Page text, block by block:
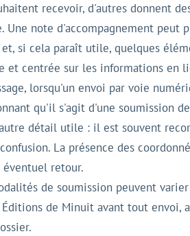
recevoir, d'autres donnent
Une note d'accompagnement peut
si cela paraît utile, quelques
et centrée sur les informations en
lorsqu'un envoi par voie
qu'il s'agit d'une soumission
détail utile : il est souvent
La présence des
retour.
de soumission peuvent
de Minuit avant tout